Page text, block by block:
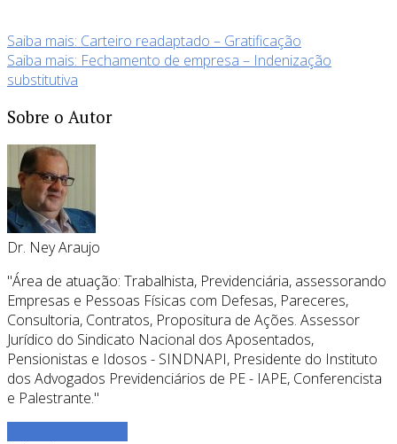
Saiba mais: Carteiro readaptado – Gratificação
Saiba mais: Fechamento de empresa – Indenização
substitutiva
Sobre o Autor
Dr. Ney Araujo
"Área de atuação: Trabalhista, Previdenciária, assessorando
Empresas e Pessoas Físicas com Defesas, Pareceres,
Consultoria, Contratos, Propositura de Ações. Assessor
Jurídico do Sindicato Nacional dos Aposentados,
Pensionistas e Idosos - SINDNAPI, Presidente do Instituto
dos Advogados Previdenciários de PE - IAPE, Conferencista
e Palestrante."